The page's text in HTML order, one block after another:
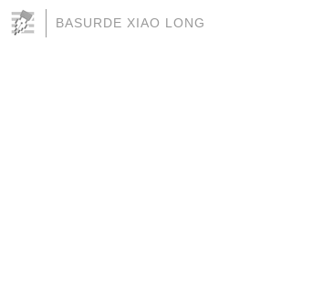
BASURDE XIAO LONG